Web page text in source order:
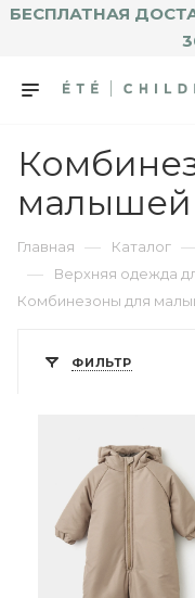
БЕСПЛАТНАЯ
малышей
Главная — Каталог
— Верхняя одежда
Комбинезоны для
ФИЛЬТР